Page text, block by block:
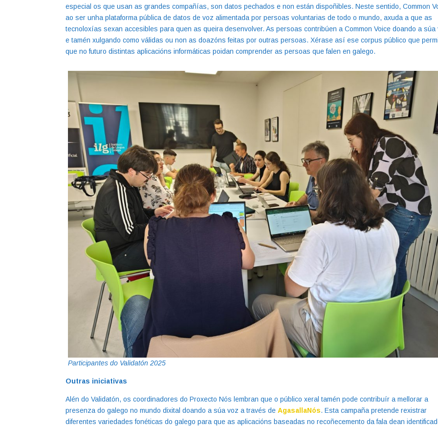
especial os que usan as grandes compañías, son datos pechados e non están dispoñibles. Neste sentido, Common
ao ser unha plataforma pública de datos de voz alimentada por persoas voluntarias de todo o mundo, axuda a que as
tecnoloxías sexan accesibles para quen as queira desenvolver. As persoas contribúen a Common Voice doando a súa
e tamén xulgando como válidas ou non as doazóns feitas por outras persoas. Xérase así ese corpus público que
que no futuro distintas aplicacións informáticas poidan comprender as persoas que falen en galego.
Participantes do Validatón 2025
Outras iniciativas
Alén do Validatón, os coordinadores do Proxecto Nós lembran que o público xeral tamén pode contribuír a mellorar a
presenza do galego no mundo dixital doando a súa voz a través deAgasallaNós. Esta campaña pretende rexistrar
diferentes variedades fonéticas do galego para que as aplicacións baseadas no recoñecemento da fala dean